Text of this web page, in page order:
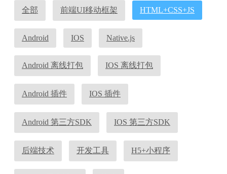
全部 前端UI移动框架 HTML+CSS+JS
Android IOS Native.js
Android 离线打包 IOS 离线打包
Android 插件 IOS 插件
Android 第三方SDK IOS 第三方SDK
后端技术 开发工具 H5+小程序